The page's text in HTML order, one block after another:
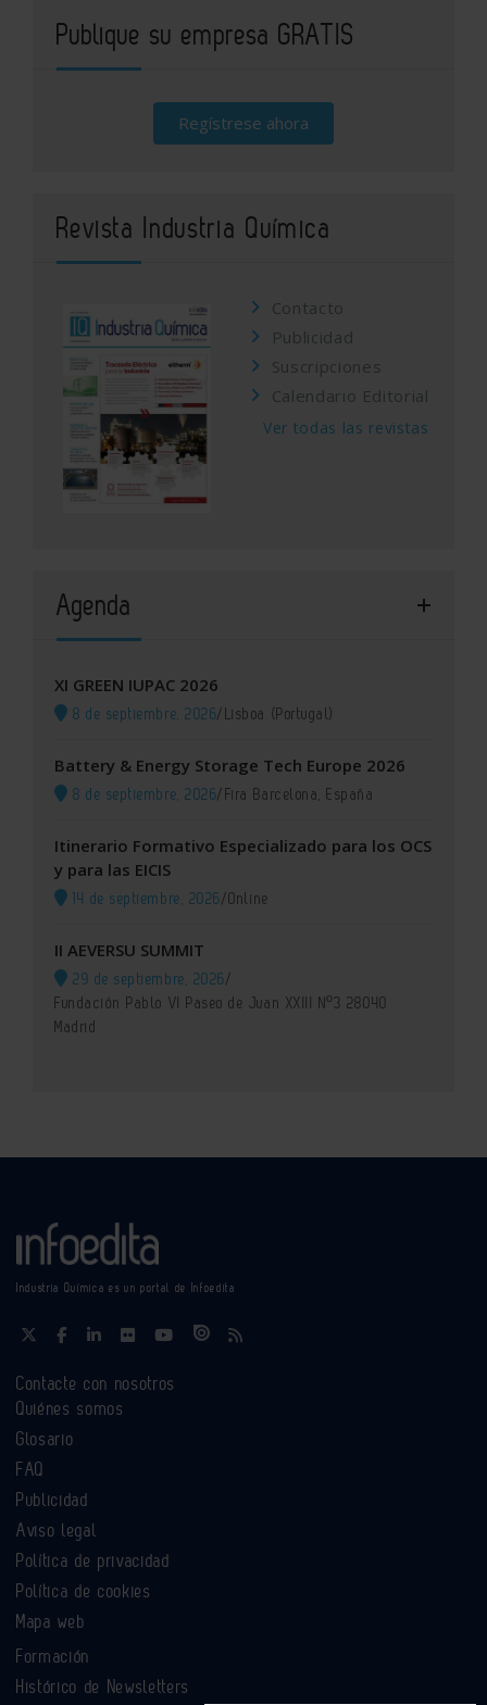
Publique su empresa GRATIS
Regístrese ahora
Revista Industria Química
Contacto
Publicidad
Suscripciones
Calendario Editorial
Ver todas las revistas
Agenda
XI GREEN IUPAC 2026
8 de septiembre, 2026/ Lisboa (Portugal)
Battery & Energy Storage Tech Europe 2026
8 de septiembre, 2026/ Fira Barcelona, España
Itinerario Formativo Especializado para los OCS
y para las EICIS
14 de septiembre, 2026/Online
II AEVERSU SUMMIT
29 de septiembre, 2026/
Fundación Pablo VI Paseo de Juan XXIII Nº3 28040
Madrid
Industria Química es un portal de Infoedita
Contacte con nosotros
Quiénes somos
Glosario
FAQ
Publicidad
Aviso legal
Política de privacidad
Política de cookies
Mapa web
Formación
Histórico de Newsletters